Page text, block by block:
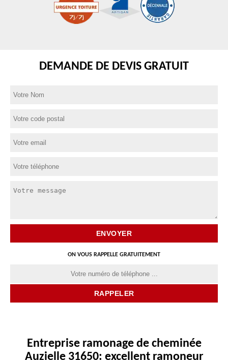
DEMANDE DE DEVIS GRATUIT
ON VOUS RAPPELLE GRATUITEMENT
Entreprise ramonage de cheminée
Auzielle 31650: excellent ramoneur